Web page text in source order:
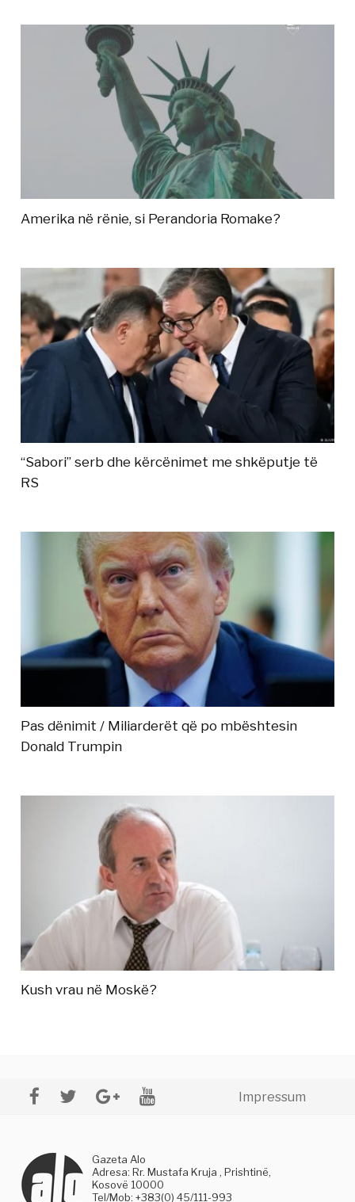
Amerika në rënie, si Perandoria Romake?
“Sabori” serb dhe kërcënimet me shkëputje të
RS
Pas dënimit / Miliarderët që po mbështesin
Donald Trumpin
Kush vrau në Moskë?
Impressum
Gazeta Alo
Adresa: Rr. Mustafa Kruja , Prishtinë,
Kosovë 10000
Tel/Mob: +383(0) 45/111-993